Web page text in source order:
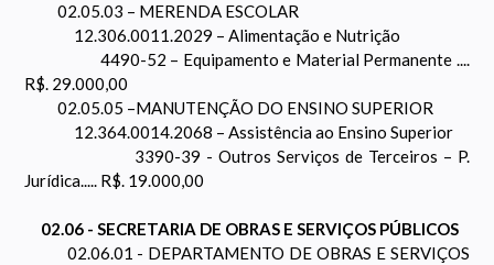
02.05.03 – MERENDA ESCOLAR
12.306.0011.2029 – Alimentação e Nutrição
4490-52 – Equipamento e Material Permanente ....
R$. 29.000,00
02.05.05 –MANUTENÇÃO DO ENSINO SUPERIOR
12.364.0014.2068 – Assistência ao Ensino Superior
3390-39 - Outros Serviços de Terceiros – P.
Jurídica..... R$. 19.000,00
02.06 - SECRETARIA DE OBRAS E SERVIÇOS PÚBLICOS
02.06.01 - DEPARTAMENTO DE OBRAS E SERVIÇOS